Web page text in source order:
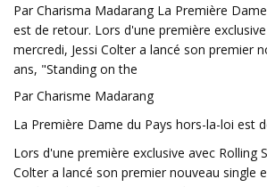
Par Charisma Madarang La Première
est de retour. Lors d'une première
mercredi, Jessi Colter a lancé son premier
ans, "Standing on the
Par Charisme Madarang
La Première Dame du Pays hors-la-loi est
Lors d'une première exclusive avec Rolling
Colter a lancé son premier nouveau single